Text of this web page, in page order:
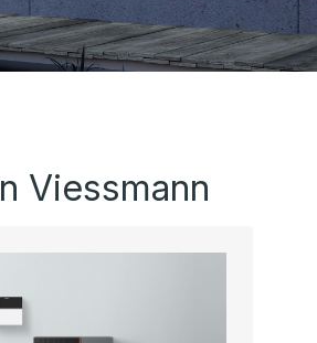
Viessmann